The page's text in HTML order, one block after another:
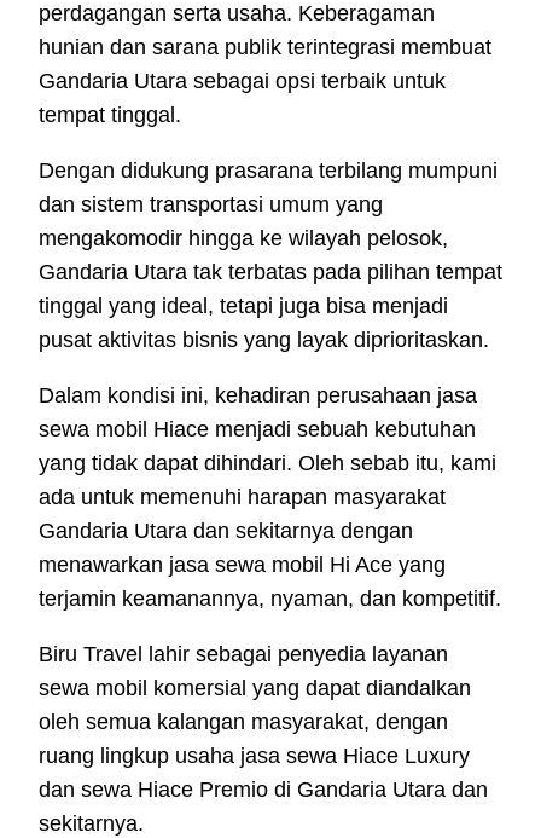
perdagangan serta usaha. Keberagaman
hunian dan sarana publik terintegrasi membuat
Gandaria Utara sebagai opsi terbaik untuk
tempat tinggal.
Dengan didukung prasarana terbilang mumpuni
dan sistem transportasi umum yang
mengakomodir hingga ke wilayah pelosok,
Gandaria Utara tak terbatas pada pilihan tempat
tinggal yang ideal, tetapi juga bisa menjadi
pusat aktivitas bisnis yang layak diprioritaskan.
Dalam kondisi ini, kehadiran perusahaan jasa
sewa mobil Hiace menjadi sebuah kebutuhan
yang tidak dapat dihindari. Oleh sebab itu, kami
ada untuk memenuhi harapan masyarakat
Gandaria Utara dan sekitarnya dengan
menawarkan jasa sewa mobil Hi Ace yang
terjamin keamanannya, nyaman, dan kompetitif.
Biru Travel lahir sebagai penyedia layanan
sewa mobil komersial yang dapat diandalkan
oleh semua kalangan masyarakat, dengan
ruang lingkup usaha jasa sewa Hiace Luxury
dan sewa Hiace Premio di Gandaria Utara dan
sekitarnya.